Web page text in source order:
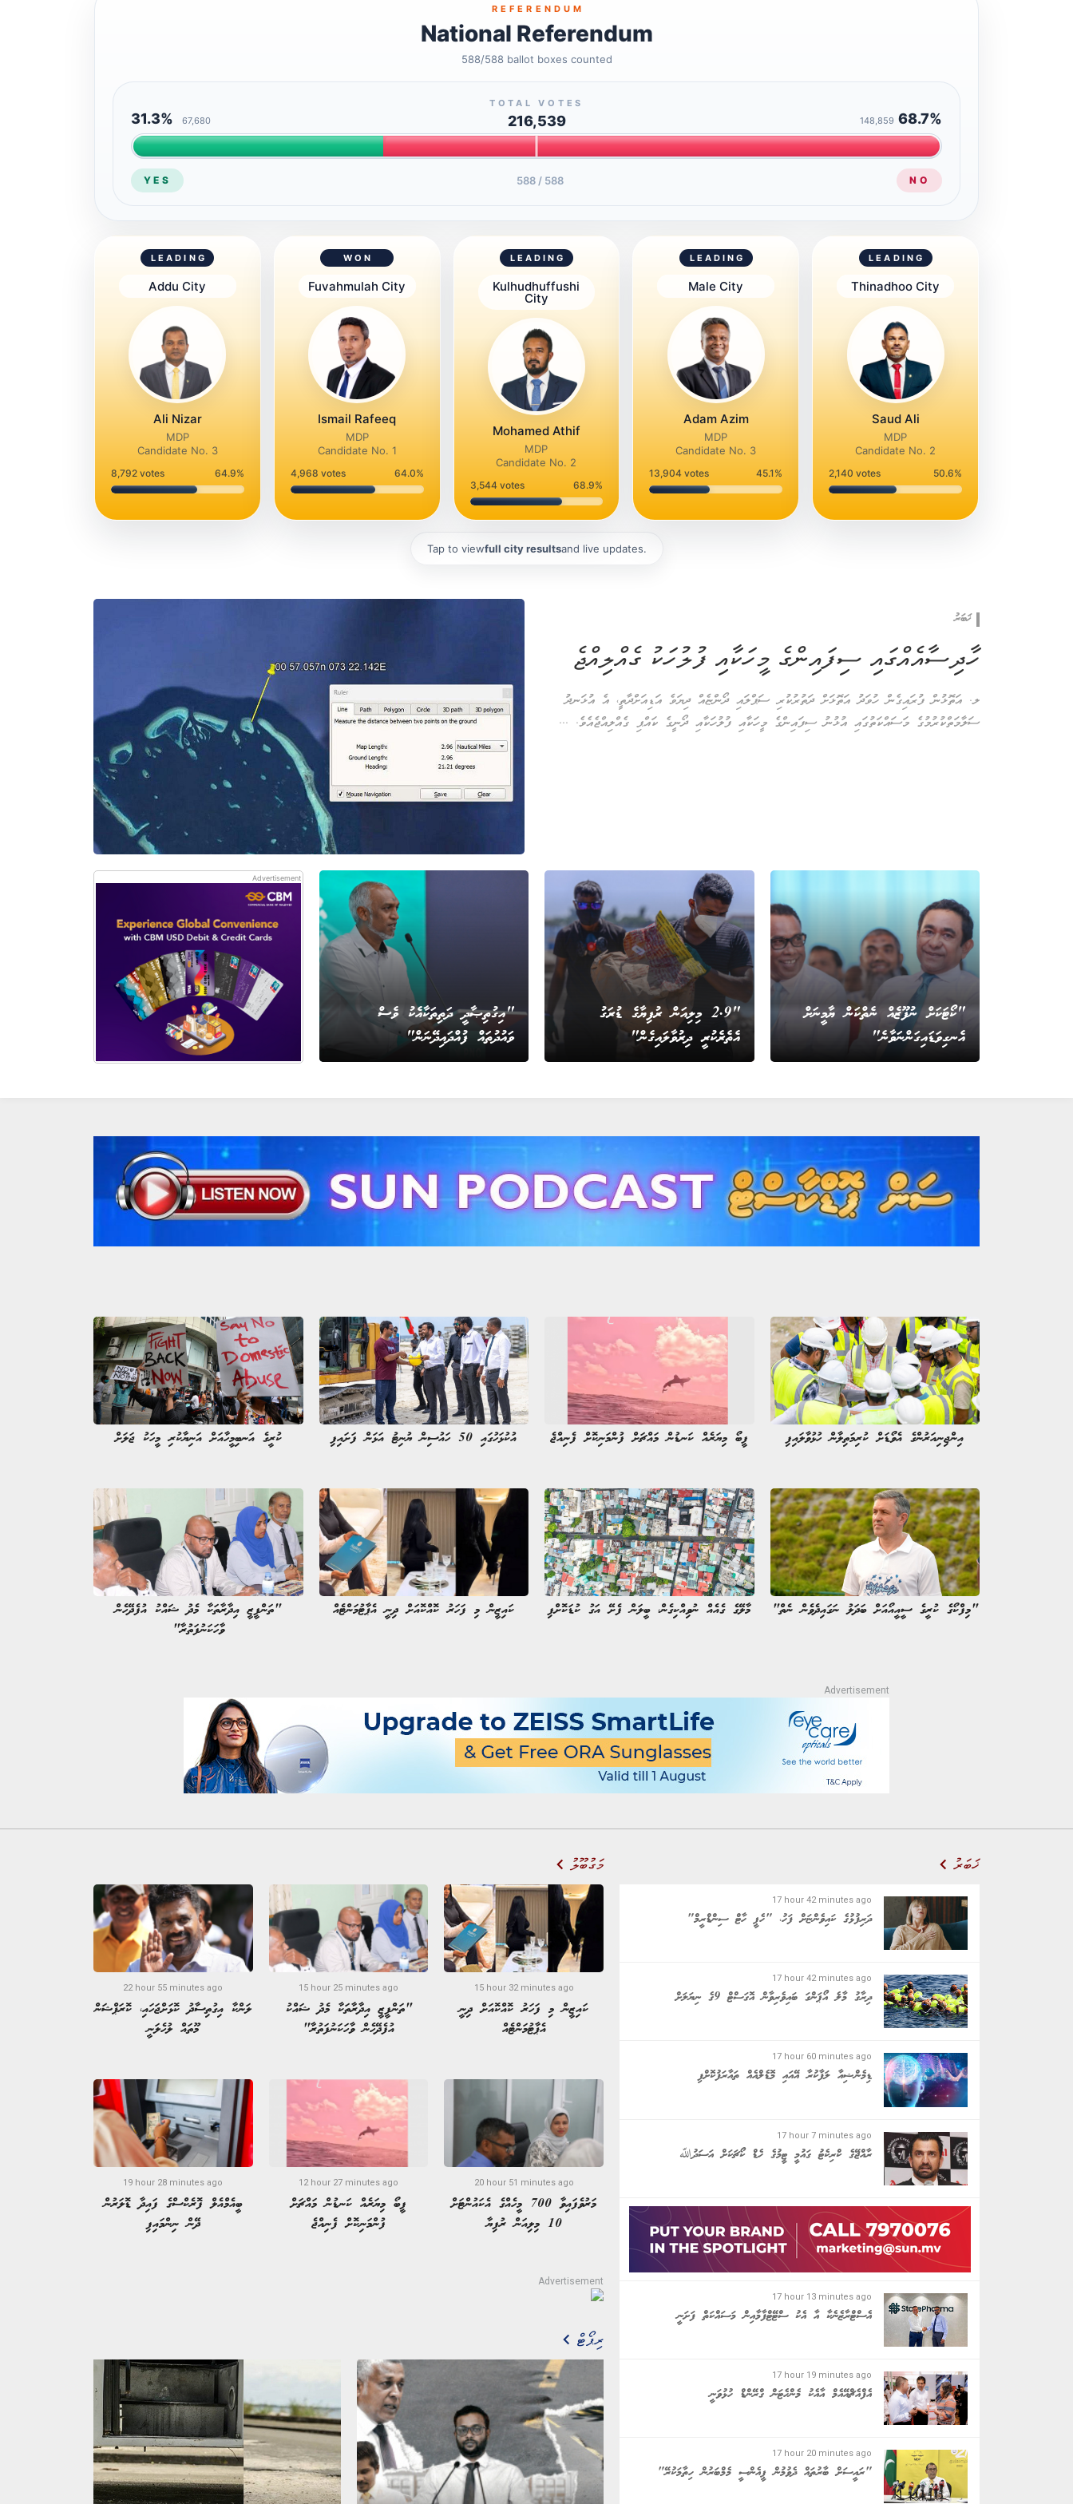
REFERENDUM
National Referendum
588/588 ballot boxes counted
31.3% 67,680
TOTAL VOTES
216,539 148,859 68.7%
YES 588 / 588 NO
LEADING
Addu City
Ali Nizar
MDP
Candidate No. 3
8,792 votes 64.9%
WON
Fuvahmulah City
Ismail Rafeeq
MDP
Candidate No. 1
4,968 votes 64.0%
LEADING
Kulhudhuffushi
City
Mohamed Athif
MDP
Candidate No. 2
3,544votes 68.9%
LEADING
Male City
Adam Azim
MDP
Candidate No. 3
13,904 votes 45.1%
LEADING
Thinadhoo City
Saud Ali
MDP
Candidate No. 2
2,140 votes 50.6%
Tap to viewfull city resultsand live updates.
ޚަބަރު
ހާދިސާއެއްގައި ސިފައިންގެ މީހަކާއި ފުލުހަކު ގެއްލިއްޖެ
ލ. އަތޮޅުން ފުރައިގެން ހުވަދު އަތޮޅަށް ދަތުރުކުރި ސަޕްލައި ދޯންޏެއް ދިޔަވެ އަޑިއަށްދާތީ، އެ އުޅަނދު
ސަލާމަތްކުރުމުގެ މަސައްކަތުގައި އުޅުނު ސިފައިންގެ މީހަކާއި ފުލުހަކާއި ދޯނީގެ ކައްޕި ގެއްލިއްޖެއެވެ. ...
"ކޯޓަކަށް ނުފޫޒެއް ނެތްކަން ޔާމީނަށް
އެނގިވަޑައިގަންނަވާނެ"
"2.9 މިލިއަން ރުފިޔާގެ ޑުރަގު
އެތެރެކުރީ ދިރުވާލައިގެން"
"އިގުތިޞާދީ ދަތިތަކާއެކު ވެސް
ވައުދުތައް ފުއްދައިދޭނަން"
Advertisement
އިންޖިނިއަރުންގެ އެވޯޑަށް ކުރިމަތިލާން ހުޅުވާލައިފި ފީބޯ މިޔަރެއް ކަނޑުން މައްޗަށް ފުންމަނިކޮށް ފެނިއްޖެ އުކުޅަހުގައި 50 ހައުސިން ޔުނިޓު އަޅަން ފަށައިފި ކުރީގެ އަނބިމީހާއަށް އަނިޔާކުރި މީހަކު ޖަލަށް
"މިފްކޯގެ ކުރީގެ ސީއީއޯއަށް ބަދަލު ނަގައިދެވެން ނެތް" މާލޭގެ ގެއެއް ނުވިއްކިގެން، ބީލަން ފެށޭ އަގު ކުޑަކޮށްފި ކައިޒީން މި ފަހަރު ކޮއްކޮއަށް ދިނީ އެޕާޓުމަންޓެއް
"ތަންފީޒީ އިދާރާތަކާ މެދު ޝައްކު އުފެދޭހެން
ވާހަކަނުފަތުރާ"
ޚަބަރު
17 hour 42 minutes ago
ދަރިފުޅުގެ ކައިވެންޏަށް ފަހު، "ހެޕީ ހާޓް ސިންޑްރީމް"
17 hour 42 minutes ago
ދިރާގު މާލެ އޯޕަންގަ ބައިވެރިވާން އޮގަސްޓް 9ގެ ނިޔަލަށް
17 hour 60 minutes ago
ޑިމެންޝިއާ ލަފާކުރާ އޭއައި މޮޑެލްއެއް ތައާރަފުކޮށްފި
17 hour 7 minutes ago
ރާއްޖޭގެ ކްރިކެޓު ގައުމީ ޓީމުގެ ހެޑް ކޯޗަކަށް އަސަދުﷲ
17 hour 13 minutes ago
އެސްޓްރާޒެނެކާ އާ އެކު ސްޓޭޓްފާމާއިން މަސައްކަތް ފަށަނީ
17 hour 19 minutes ago
އެފްއެޗްއޭއެމް އާއެކު މެންހެޓަން ގްރޭންޑް ހުޅުވަނީ
17 hour 20 minutes ago
"ރައީސަށް ބާރުތައް ދެވުމުން ޕީއެންސީ މެމްބަރުން ހިތާމަކުރޭ"
މަގުބޫލު
15 hour 32 minutes ago
ކައިޒީން މި ފަހަރު ކޮއްކޮއަށް ދިނީ
އެޕާޓުމަންޓެއް
15 hour 25 minutes ago
"ތަންފީޒީ އިދާރާތަކާ މެދު ޝައްކު
އުފެދޭހެން ވާހަކަނުފަތުރާ"
22 hour 55 minutes ago
ލަންކާ އިގުތިސާދު ކޮޅަށްޖަހައި، ކޮރަޕްޝަން
މޫތައް ލުހެލަނީ
20 hour 51 minutes ago
މަރުވެފައިވާ 700 މީހެއްގެ އެކައުންޓަށް
10 މިލިއަން ރުފިޔާ
12 hour 27 minutes ago
ފީބޯ މިޔަރެއް ކަނޑުން މައްޗަށް
ފުންމަނިކޮށް ފެނިއްޖެ
19 hour 28 minutes ago
ބީއެމްއެލް ފޮރެކްސްގެ ފައިދާ ޑޮލަރުން
ދޭން ނިންމައިފި
ރިޕޯޓް